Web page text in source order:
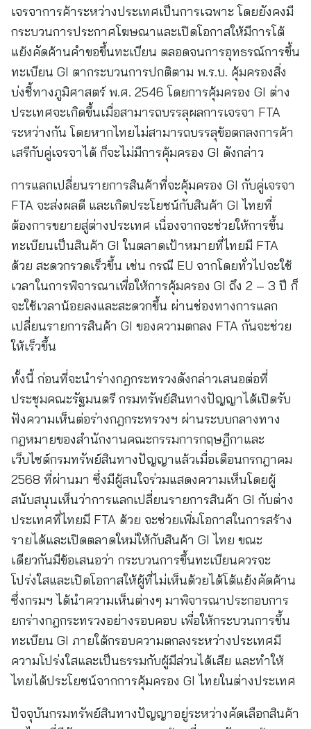
เจรจาการค้าระหว่างประเทศเป็นการเฉพาะ โดยยังคงมี
กระบวนการประกาศโฆษณาและเปิดโอกาสให้มีการโต้
แย้งคัดค้านคำขอขึ้นทะเบียน ตลอดจนการอุทธรณ์การขึ้น
ทะเบียน GI ตากระบวนการปกติตาม พ.ร.บ. คุ้มครองสิ่ง
บ่งชี้ทางภูมิศาสตร์ พ.ศ. 2546 โดยการคุ้มครอง GI ต่าง
ประเทศจะเกิดขึ้นเมื่อสามารถบรรลุผลการเจรจา FTA
ระหว่างกัน โดยหากไทยไม่สามารถบรรลุข้อตกลงการค้า
เสรีกับคู่เจรจาได้ ก็จะไม่มีการคุ้มครอง GI ดังกล่าว
การแลกเปลี่ยนรายการสินค้าที่จะคุ้มครอง GI กับคู่เจรจา
FTA จะส่งผลดี และเกิดประโยชน์กับสินค้า GI ไทยที่
ต้องการขยายสู่ต่างประเทศ เนื่องจากจะช่วยให้การขึ้น
ทะเบียนเป็นสินค้า GI ในตลาดเป้าหมายที่ไทยมี FTA
ด้วย สะดวกรวดเร็วขึ้น เช่น กรณี EU จากโดยทั่วไปจะใช้
เวลาในการพิจารณาเพื่อให้การคุ้มครอง GI ถึง 2 – 3 ปี ก็
จะใช้เวลาน้อยลงและสะดวกขึ้น ผ่านช่องทางการแลก
เปลี่ยนรายการสินค้า GI ของความตกลง FTA กันจะช่วย
ให้เร็วขึ้น
ทั้งนี้ ก่อนที่จะนำร่างกฎกระทรวงดังกล่าวเสนอต่อที่
ประชุมคณะรัฐมนตรี กรมทรัพย์สินทางปัญญาได้เปิดรับ
ฟังความเห็นต่อร่างกฎกระทรวงฯ ผ่านระบบกลางทาง
กฎหมายของสำนักงานคณะกรรมการกฤษฎีกาและ
เว็บไซต์กรมทรัพย์สินทางปัญญาแล้วเมื่อเดือนกรกฎาคม
2568 ที่ผ่านมา ซึ่งมีผู้สนใจร่วมแสดงความเห็นโดยผู้
สนับสนุนเห็นว่าการแลกเปลี่ยนรายการสินค้า GI กับต่าง
ประเทศที่ไทยมี FTA ด้วย จะช่วยเพิ่มโอกาสในการสร้าง
รายได้และเปิดตลาดใหม่ให้กับสินค้า GI ไทย ขณะ
เดียวกันมีข้อเสนอว่า กระบวนการขึ้นทะเบียนควรจะ
โปร่งใสและเปิดโอกาสให้ผู้ที่ไม่เห็นด้วยได้โต้แย้งคัดค้าน
ซึ่งกรมฯ ได้นำความเห็นต่างๆ มาพิจารณาประกอบการ
ยกร่างกฎกระทรวงอย่างรอบคอบ เพื่อให้กระบวนการขึ้น
ทะเบียน GI ภายใต้กรอบความตกลงระหว่างประเทศมี
ความโปร่งใสและเป็นธรรมกับผู้มีส่วนได้เสีย และทำให้
ไทยได้ประโยชน์จากการคุ้มครอง GI ไทยในต่างประเทศ
ปัจจุบันกรมทรัพย์สินทางปัญญาอยู่ระหว่างคัดเลือกสินค้า